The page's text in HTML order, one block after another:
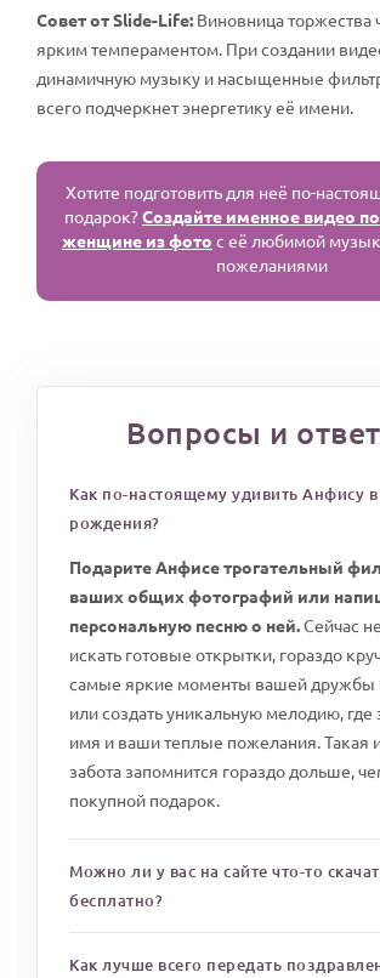
Совет от Slide-Life: Виновница торжества
ярким темпераментом. При создании
динамичную музыку и насыщенные
всего подчеркнет энергетику её имени.
Хотите подготовить для неё по-
подарок?Создайте именное видео
женщине из фото с её любимой
пожеланиями
Вопросы и
Как по-настоящему удивить Анфису
рождения?
Подарите Анфисе трогательный
ваших общих фотографий или
персональную песню о ней.Сейчас
искать готовые открытки, гораздо
самые яркие моменты вашей дружбы
или создать уникальную мелодию, где
имя и ваши теплые пожелания. Такая
забота запомнится гораздо дольше,
покупной подарок.
Можно ли у вас на сайте что-то
бесплатно?
Как лучше всего передать